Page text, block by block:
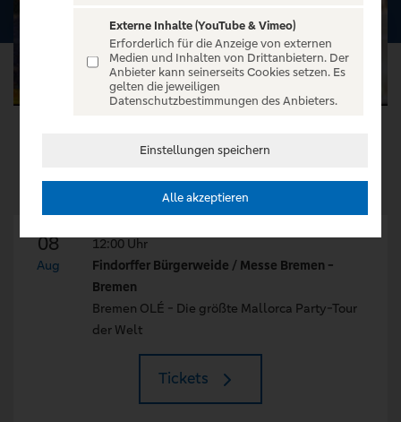
VERANSTALTUNG WÄHLEN
08
Aug
12:00 Uhr
Findorffer Bürgerweide / Messe Bremen -
Bremen
Bremen OLÉ - Die größte Mallorca Party-Tour
der Welt
Tickets
Externe Inhalte (YouTube & Vimeo)
Erforderlich für die Anzeige von externen
Medien und Inhalten von Drittanbietern. Der
Anbieter kann seinerseits Cookies setzen. Es
gelten die jeweiligen
Datenschutzbestimmungen des Anbieters.
Einstellungen speichern
Alle akzeptieren